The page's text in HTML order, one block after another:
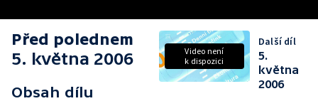
Před polednem
5. května 2006
Obsah dílu
Video není
k dispozici
Další díl
5.
května
2006